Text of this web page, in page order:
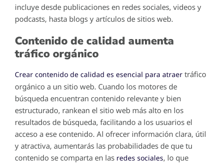
incluye desde publicaciones en redes sociales, videos y
podcasts, hasta blogs y artículos de sitios web.
Contenido de calidad aumenta
tráfico orgánico
Crear contenido de calidad es esencial para atraer tráfico
orgánico a un sitio web. Cuando los motores de
búsqueda encuentran contenido relevante y bien
estructurado, rankean el sitio web más alto en los
resultados de búsqueda, facilitando a los usuarios el
acceso a ese contenido. Al ofrecer información clara, útil
y atractiva, aumentarás las probabilidades de que tu
contenido se comparta en las redes sociales, lo que